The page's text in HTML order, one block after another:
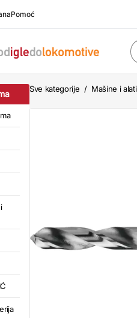
Pomoć
Sve kategorije / Mašine i alati